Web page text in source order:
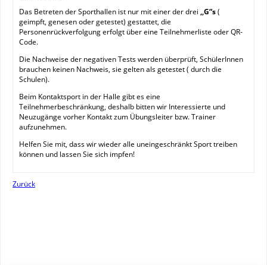
Das Betreten der Sporthallen ist nur mit einer der drei ,,G“s(
geimpft, genesen oder getestet) gestattet, die
Personenrückverfolgung erfolgt über eine Teilnehmerliste oder QR-
Code.
Die Nachweise der negativen Tests werden überprüft, SchülerInnen
brauchen keinen Nachweis, sie gelten als getestet ( durch die
Schulen).
Beim Kontaktsport in der Halle gibt es eine
Teilnehmerbeschränkung, deshalb bitten wir Interessierte und
Neuzugänge vorher Kontakt zum Übungsleiter bzw. Trainer
aufzunehmen.
Helfen Sie mit, dass wir wieder alle uneingeschränkt Sport treiben
können und lassen Sie sich impfen!
Zurück